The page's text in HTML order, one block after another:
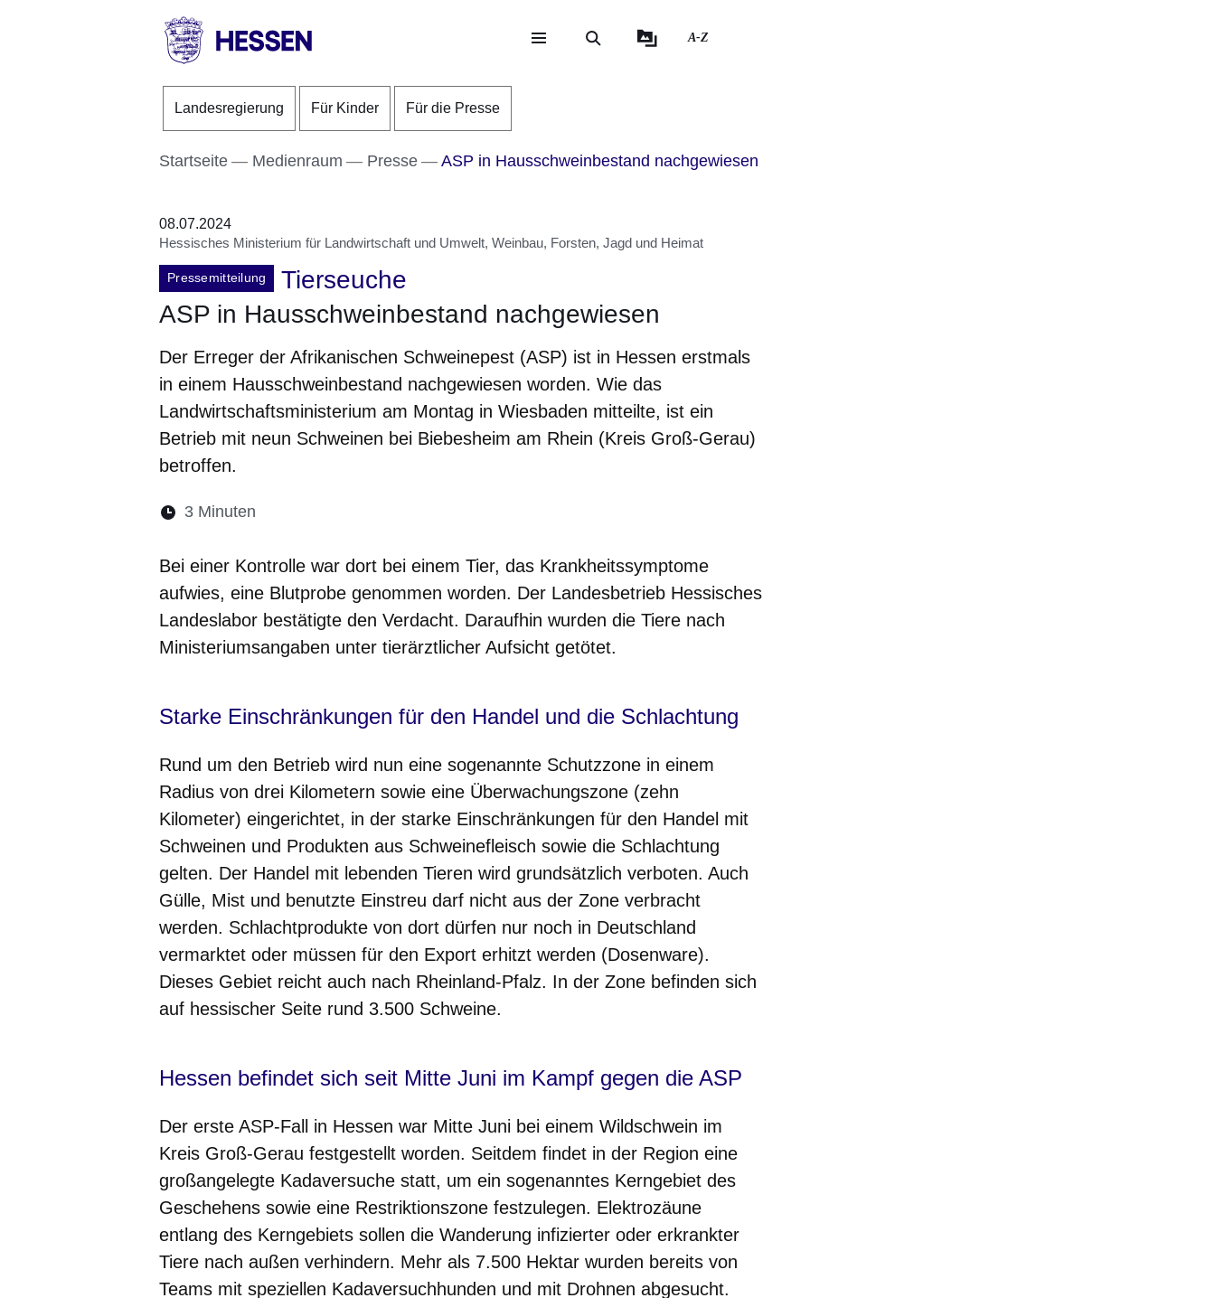
Direkt zum Kopf der Seite
Direkt zum Inhalt
Direkt zum Fuß der Seite
Landesregierung
A-Z
Landesregierung Für Kinder Für die Presse
Startseite Medienraum Presse ASP in Hausschweinbestand nachgewiesen
08.07.2024
Hessisches Ministerium für Landwirtschaft und Umwelt, Weinbau, Forsten, Jagd und Heimat
Pressemitteilung
Tierseuche
ASP in Hausschweinbestand nachgewiesen
Der Erreger der Afrikanischen Schweinepest (ASP) ist in Hessen erstmals
in einem Hausschweinbestand nachgewiesen worden. Wie das
Landwirtschaftsministerium am Montag in Wiesbaden mitteilte, ist ein
Betrieb mit neun Schweinen bei Biebesheim am Rhein (Kreis Groß-Gerau)
betroffen.
Lesedauer:
3 Minuten
Bei einer Kontrolle war dort bei einem Tier, das Krankheitssymptome
aufwies, eine Blutprobe genommen worden. Der Landesbetrieb Hessisches
Landeslabor bestätigte den Verdacht. Daraufhin wurden die Tiere nach
Ministeriumsangaben unter tierärztlicher Aufsicht getötet.
Starke Einschränkungen für den Handel und die Schlachtung
Rund um den Betrieb wird nun eine sogenannte Schutzzone in einem
Radius von drei Kilometern sowie eine Überwachungszone (zehn
Kilometer) eingerichtet, in der starke Einschränkungen für den Handel mit
Schweinen und Produkten aus Schweinefleisch sowie die Schlachtung
gelten. Der Handel mit lebenden Tieren wird grundsätzlich verboten. Auch
Gülle, Mist und benutzte Einstreu darf nicht aus der Zone verbracht
werden. Schlachtprodukte von dort dürfen nur noch in Deutschland
vermarktet oder müssen für den Export erhitzt werden (Dosenware).
Dieses Gebiet reicht auch nach Rheinland-Pfalz. In der Zone befinden sich
auf hessischer Seite rund 3.500 Schweine.
Hessen befindet sich seit Mitte Juni im Kampf gegen die ASP
Der erste ASP-Fall in Hessen war Mitte Juni bei einem Wildschwein im
Kreis Groß-Gerau festgestellt worden. Seitdem findet in der Region eine
großangelegte Kadaversuche statt, um ein sogenanntes Kerngebiet des
Geschehens sowie eine Restriktionszone festzulegen. Elektrozäune
entlang des Kerngebiets sollen die Wanderung infizierter oder erkrankter
Tiere nach außen verhindern. Mehr als 7.500 Hektar wurden bereits von
Teams mit speziellen Kadaversuchhunden und mit Drohnen abgesucht.